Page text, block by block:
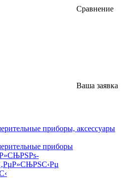
Сравнение
Ваша заявка
приборы, аксессуары
приборы